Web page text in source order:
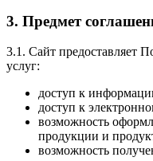
3. Предмет
3.1. Сайт предоставляет
услуг:
доступ к
доступ к
возможность
продукции и
возможность